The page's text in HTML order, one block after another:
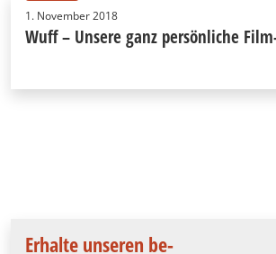
1. November 2018
Wuff – Unsere ganz persönliche
Erhalte unseren be-